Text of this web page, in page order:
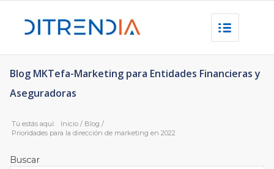
Blog MKTefa-Marketing para Entidades Financieras y
Aseguradoras
Tú estás aquí: Inicio / Blog /
Prioridades para la dirección de marketing en 2022
Buscar